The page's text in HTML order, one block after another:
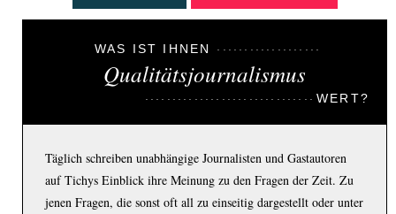
WAS IST IHNEN
Qualitätsjournalismus
WERT?
Täglich schreiben unabhängige Journalisten und Gastautoren
auf Tichys Einblick ihre Meinung zu den Fragen der Zeit. Zu
jenen Fragen, die sonst oft all zu einseitig dargestellt oder unter